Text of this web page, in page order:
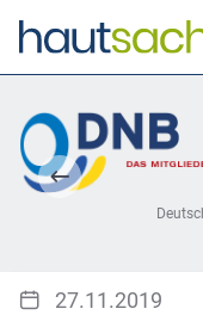
27.11.2019